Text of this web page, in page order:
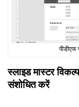
पीडीएफ
स्लाइडमास्टर
संशोधितकरें